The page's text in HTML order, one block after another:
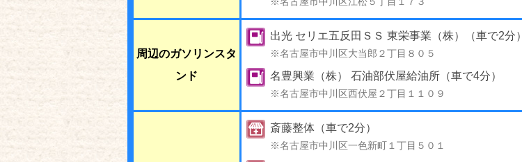
周辺のガソリンスタ
ンド
出光 セリエ五反田ＳＳ 東栄事業（株）（車で2分）
※名古屋市中川区大当郎２丁目８０５
名豊興業（株） 石油部伏屋給油所（車で4分）
※名古屋市中川区西伏屋２丁目１１０９
斎藤整体（車で2分）
※名古屋市中川区一色新町１丁目５０１